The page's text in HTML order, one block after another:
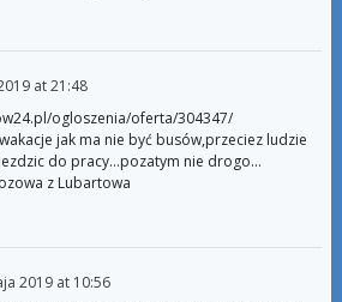
at 21:48
ogloszenia/oferta/304347/
jak ma nie być busów,przeciez ludzie
do pracy…pozatym nie drogo…
z Lubartowa
2019 at 10:56